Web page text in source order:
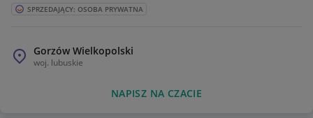
SPRZEDAJĄCY: OSOBA PRYWATNA
Gorzów Wielkopolski
woj. lubuskie
NAPISZ NA CZACIE